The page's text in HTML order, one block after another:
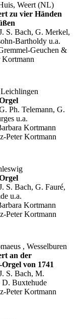
Weert (NL)
zu vier Händen
S. Bach, G. Merkel,
Bartholdy u.a.
Geuchen &
Kortmann
Ph. Telemann, G.
u.a.
Kortmann
Peter Kortmann
S. Bach, G. Fauré,
u.a.
Kortmann
Peter Kortmann
, Wesselburen
an der
von 1741
S. Bach, M.
D. Buxtehude
Peter Kortmann